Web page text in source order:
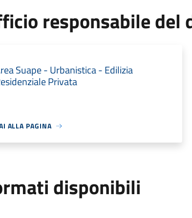
responsabile del
Suape - Urbanistica - Edilizia
Privata
ALLA PAGINA
disponibili